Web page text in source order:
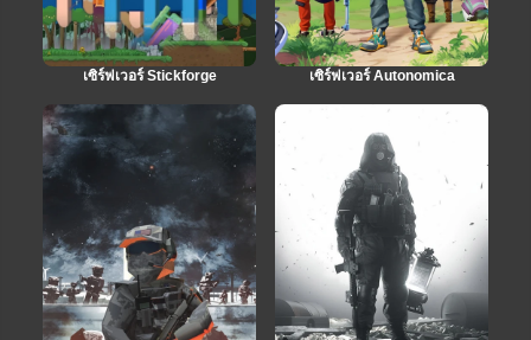
เซิร์ฟเวอร์ Stickforge เซิร์ฟเวอร์ Autonomica